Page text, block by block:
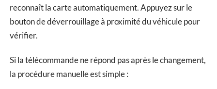
reconnaît la carte automatiquement. Appuyez sur le
bouton de déverrouillage à proximité du véhicule pour
vérifier.
Si la télécommande ne répond pas après le changement,
la procédure manuelle est simple :